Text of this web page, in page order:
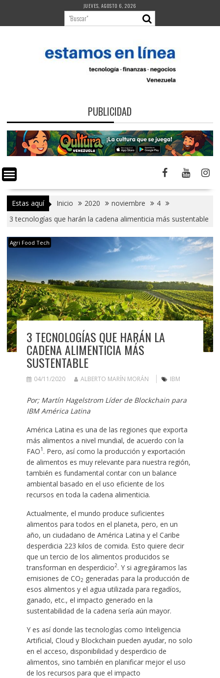
contenido
JUEVES, AGOSTO 6, 2026
PUBLICIDAD
Estas aquí Inicio 2020 noviembre
4
3 tecnologías que harán la cadena alimenticia más sustentable
Agri Food Tech
3 TECNOLOGÍAS QUE HARÁN LA
CADENA ALIMENTICIA MÁS
SUSTENTABLE
04/11/2020 ALBERTO MARÍN MORÁN IBM
Por; Martín Hagelstrom Líder de Blockchain para
IBM América Latina
América Latina es una de las regiones que exporta
más alimentos a nivel mundial, de acuerdo con la
FAO1 . Pero, así como la producción y exportación
de alimentos es muy relevante para nuestra región,
también es fundamental contar con un balance
ambiental basado en el uso eficiente de los
recursos en toda la cadena alimenticia.
Actualmente, el mundo produce suficientes
alimentos para todos en el planeta, pero, en un
año, un ciudadano de América Latina y el Caribe
desperdicia 223 kilos de comida. Esto quiere decir
que un tercio de los alimentos producidos se
transforman en desperdicio2. Y si agregáramos las
emisiones de CO2 generadas para la producción de
esos alimentos y el agua utilizada para regadíos,
ganado, etc., el impacto generado en la
sustentabilidad de la cadena sería aún mayor.
Y es así donde las tecnologías como Inteligencia
Artificial, Cloud y Blockchain pueden ayudar, no solo
en el acceso, disponibilidad y desperdicio de
alimentos, sino también en planificar mejor el uso
de los recursos para que el impacto